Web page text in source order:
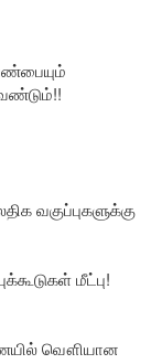
வகுப்புகளுக்கு
மீட்பு!
வௌியான